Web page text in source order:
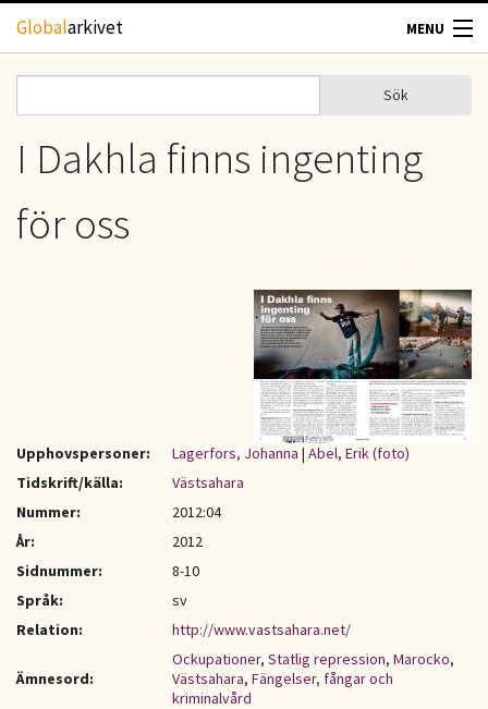
Hoppa till huvudinnehåll
Globalarkivet MENU
TIDSKRIFTER
GEOGRAFI
Sökformulär
Sök
I Dakhla finns ingenting
för oss
Upphovspersoner: Lagerfors, Johanna | Abel, Erik (foto)
Tidskrift/källa:
Västsahara
Nummer:
2012:04
År:
2012
Sidnummer:
8-10
Språk:
sv
Relation:
http://www.vastsahara.net/
Ämnesord:
Ockupationer, Statlig repression, Marocko,
Västsahara, Fängelser, fångar och
kriminalvård